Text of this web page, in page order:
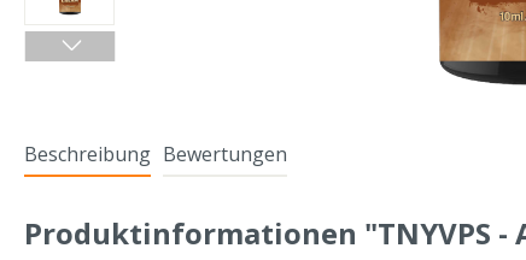
Beschreibung Bewertungen
Produktinformationen "TNYVPS -